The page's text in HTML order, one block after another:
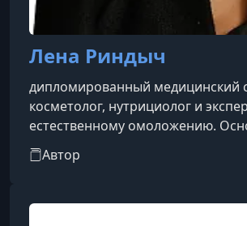
Лена Риндыч
дипломированный медицинский
косметолог, нутрициолог и
естественному омоложению.
собственную академию и создала
комплексные программы, включая
улучшение внешности. В своей
Автор